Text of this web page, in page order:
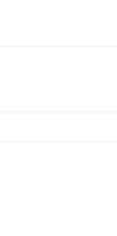
results are